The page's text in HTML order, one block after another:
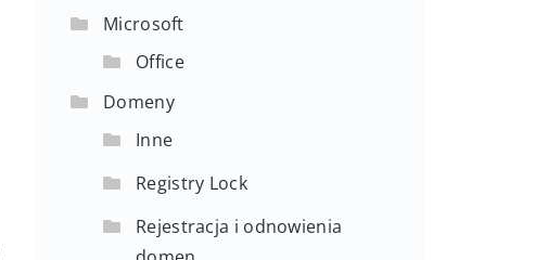
Microsoft
Office
Domeny
Inne
Registry Lock
Rejestracja i odnowienia